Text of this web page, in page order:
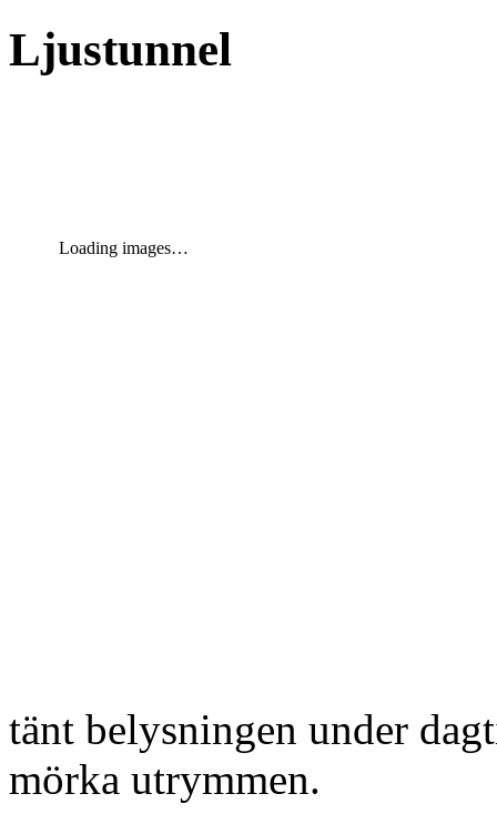
Ljustunnel
Loading images…
tänt belysningen under
mörka utrymmen.